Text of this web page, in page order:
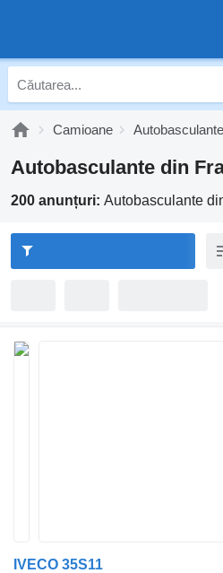
Camioane Autobasculante
Autobasculante din
200 anunțuri: Autobasculante
IVECO 35S11